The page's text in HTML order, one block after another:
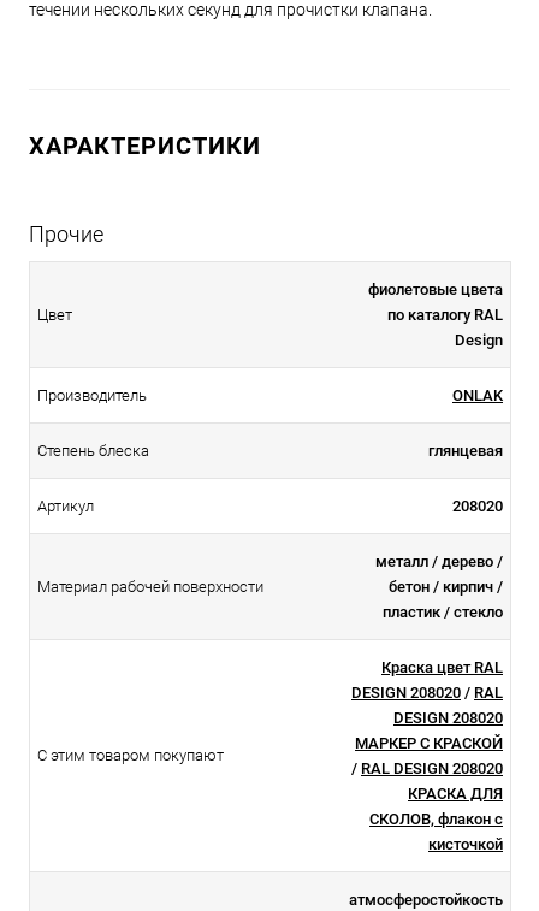
течении нескольких секунд для прочистки клапана.
ХАРАКТЕРИСТИКИ
Прочие
Цвет
фиолетовые цвета
по каталогу RAL
Design
Производитель ONLAK
Степень блеска глянцевая
Артикул 208020
Материал рабочей поверхности
металл / дерево /
бетон / кирпич /
пластик / стекло
С этим товаром покупают
Краска цвет RAL
DESIGN 208020 / RAL
DESIGN 208020
МАРКЕР С КРАСКОЙ
/ RAL DESIGN 208020
КРАСКА ДЛЯ
СКОЛОВ, флакон с
кисточкой
атмосферостойкоcть